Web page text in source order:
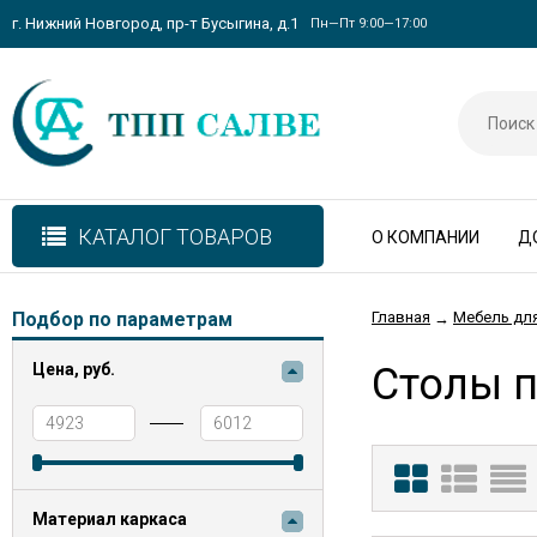
г. Нижний Новгород, пр-т Бусыгина, д.1 Пн—Пт 9:00—17:00
КАТАЛОГ ТОВАРОВ О КОМПАНИИ
Главная → Мебель
Столы
Подбор по параметрам
Цена, руб.
Материал каркаса